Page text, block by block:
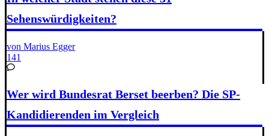
Sehenswürdigkeiten?
von Marius Egger
141
Wer wird Bundesrat Berset beerben? Die SP-
Kandidierenden im Vergleich